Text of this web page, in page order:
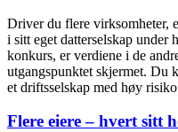
Driver du flere virksomheter,
i sitt eget datterselskap under
konkurs, er verdiene i de
utgangspunktet skjermet. Du
et driftsselskap med høy
Flere eiere – hvert sitt